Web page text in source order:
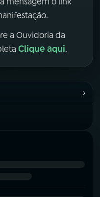
a Ouvidoria da
Clique aqui.
›